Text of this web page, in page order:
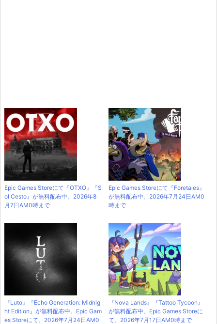
Epic Games Storeにて『OTXO』『S
ol Cesto』が無料配布中。2026年8
月7日AM0時まで
Epic Games Storeにて『Foretales』
が無料配布中。2026年7月24日AM0
時まで
『Luto』『Echo Generation: Midnig
ht Edition』が無料配布中。Epic Gam
es Storeにて。2026年7月24日AM0
『Nova Lands』『Tattoo Tycoon』
が無料配布中。Epic Games Storeに
て。2026年7月17日AM0時まで